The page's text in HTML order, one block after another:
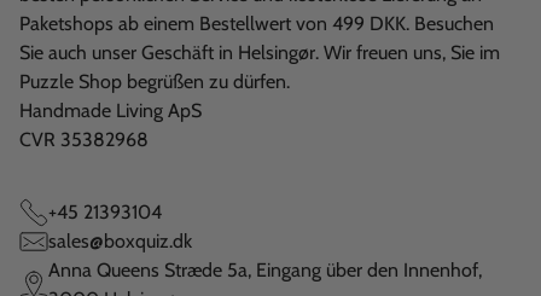
Paketshops ab einem Bestellwert von 499 DKK. Besuchen
Sie auch unser Geschäft in Helsingør. Wir freuen uns, Sie im
Puzzle Shop begrüßen zu dürfen.
Handmade Living ApS
CVR 35382968
+45 21393104
sales@boxquiz.dk
Anna Queens Stræde 5a, Eingang über den Innenhof,